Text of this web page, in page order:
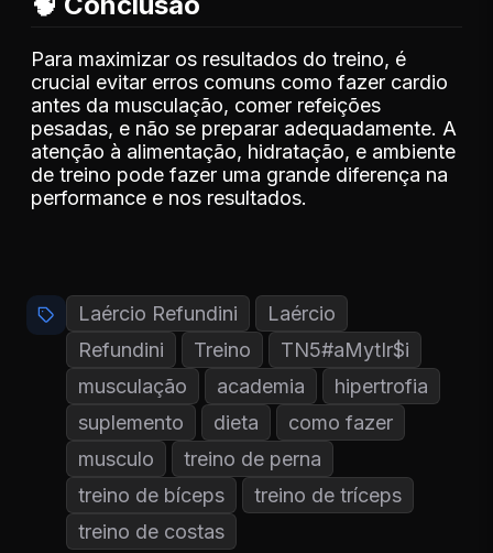
Para maximizar os resultados do treino, é
crucial evitar erros comuns como fazer cardio
antes da musculação, comer refeições
pesadas, e não se preparar adequadamente. A
atenção à alimentação, hidratação, e ambiente
de treino pode fazer uma grande diferença na
performance e nos resultados.
Laércio Refundini
Laércio
Refundini
Treino
TN5#aMytIr$i
musculação
academia
hipertrofia
suplemento
dieta
como fazer
musculo
treino de perna
treino de bíceps
treino de tríceps
treino de costas